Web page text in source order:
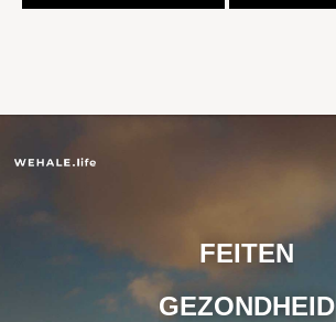
FEITEN
GEZONDHEID